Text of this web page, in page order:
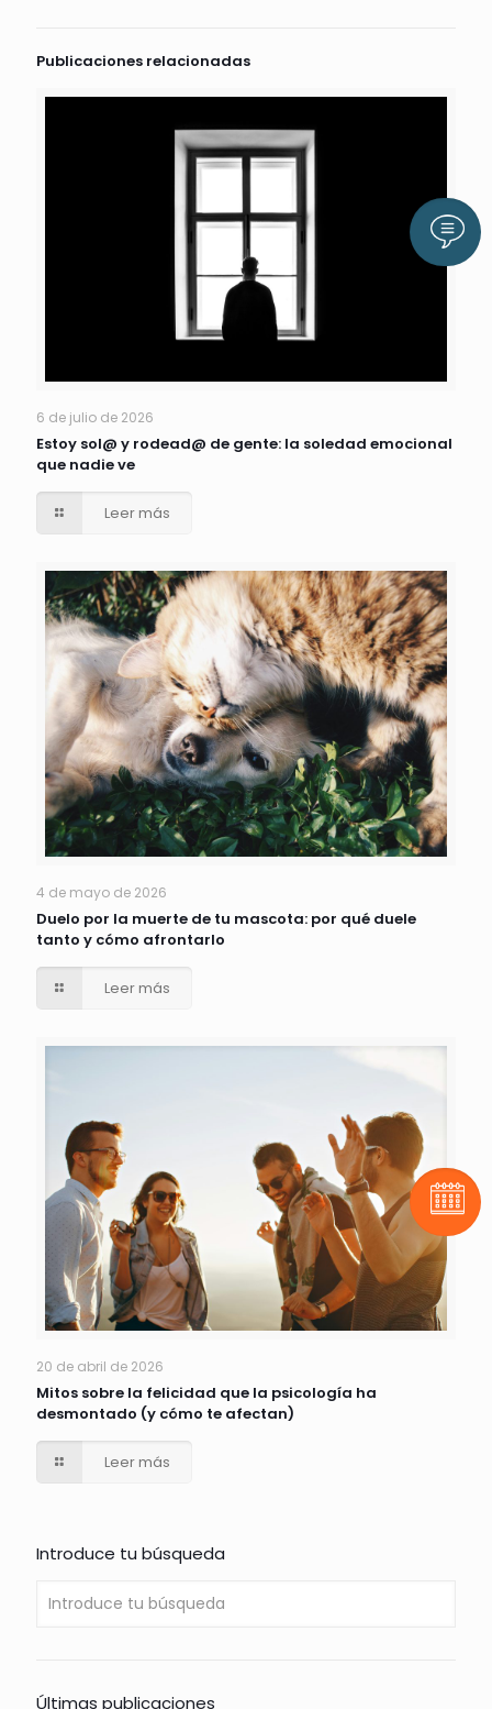
Publicaciones relacionadas
6 de julio de 2026
Estoy sol@ y rodead@ de gente: la soledad emocional
que nadie ve
Leer más
4 de mayo de 2026
Duelo por la muerte de tu mascota: por qué duele
tanto y cómo afrontarlo
Leer más
20 de abril de 2026
Mitos sobre la felicidad que la psicología ha
desmontado (y cómo te afectan)
Leer más
Introduce tu búsqueda
Últimas publicaciones
Pide